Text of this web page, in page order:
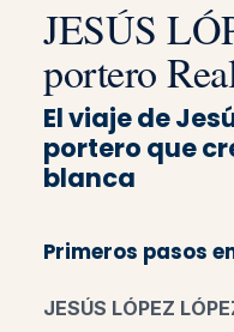
JESÚS
portero
El viaje de
portero que
blanca
Primeros pasos
JESÚS LÓPEZ